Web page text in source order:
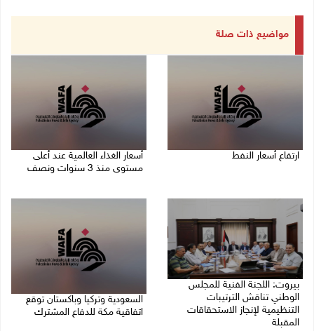
مواضيع ذات صلة
ارتفاع أسعار النفط
أسعار الغذاء العالمية عند أعلى
مستوى منذ 3 سنوات ونصف
بيروت: اللجنة الفنية للمجلس
الوطني تناقش الترتيبات
التنظيمية لإنجاز الاستحقاقات
المقبلة
السعودية وتركيا وباكستان توقع
اتفاقية مكة للدفاع المشترك